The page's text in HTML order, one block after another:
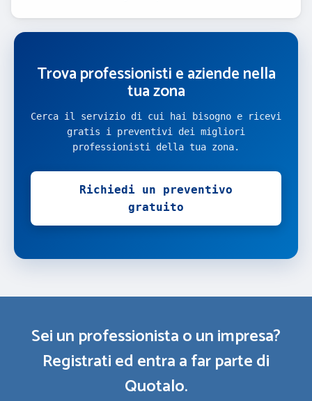
Trova professionisti e aziende nella
tua zona
Cerca il servizio di cui hai bisogno e ricevi
gratis i preventivi dei migliori
professionisti della tua zona.
Richiedi un preventivo
gratuito
Sei un professionista o un impresa?
Registrati ed entra a far parte di
Quotalo.